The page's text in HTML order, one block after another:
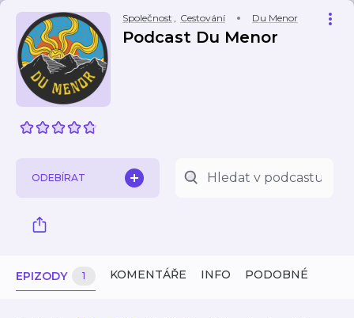
Společnost , Cestování Du Menor
Podcast Du Menor
ODEBÍRAT
EPIZODY 1 KOMENTÁŘE INFO PODOBNÉ